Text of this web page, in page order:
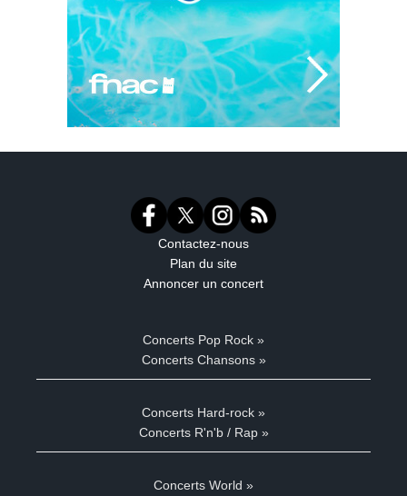
Contactez-nous
Plan du site
Annoncer un concert
Concerts Pop Rock »
Concerts Chansons »
Concerts Hard-rock »
Concerts R'n'b / Rap »
Concerts World »